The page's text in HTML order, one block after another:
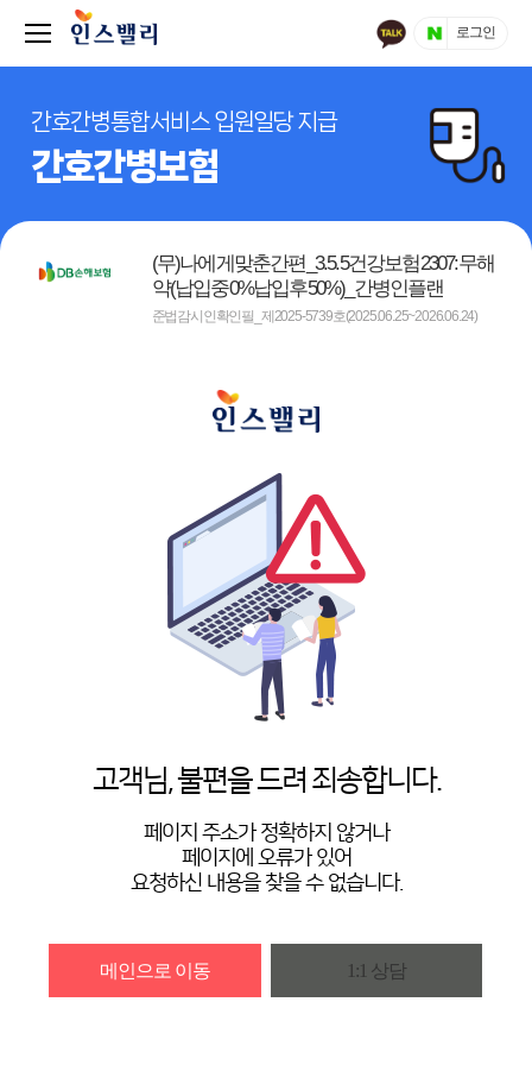
로그인
간호간병통합서비스 입원일당 지급
간호간병보험
(무)나에게맞춘간편_3.5.5건강보험2307:무해
약(납입중0%납입후50%)_간병인플랜
준법감시인확인필_제2025-5739호(2025.06.25~2026.06.24)
고객님, 불편을 드려 죄송합니다.
페이지 주소가 정확하지 않거나
페이지에 오류가 있어
요청하신 내용을 찾을 수 없습니다.
메인으로 이동 1:1 상담